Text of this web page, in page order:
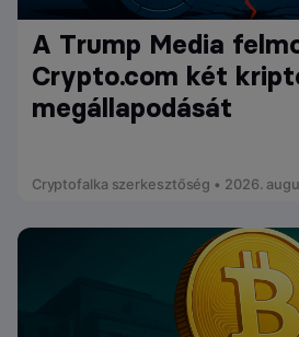
A Trump Media
Crypto.com két
megállapodását
Cryptofalka szerkesztőség • 2026.